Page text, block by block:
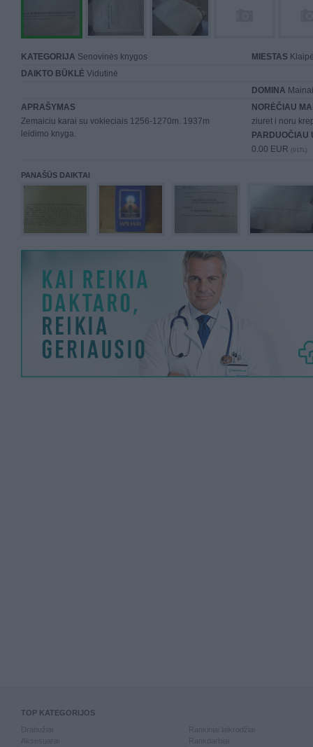
KATEGORIJA Senovinės knygos MIESTAS
DAIKTO BŪKLĖ Vidutinė
DOMINA
APRAŠYMAS
Zemaiciu karai su vokieciais 1256-1270m. 1937m
leidimo knyga.
NORĖČIAU
ziuret i noru
PARDUOČIAU
0.00 EUR (0 LTL)
PANAŠŪS DAIKTAI
TOP KATEGORIJOS